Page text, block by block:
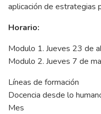
aplicación de estrategias
Horario:
Modulo 1. Jueves 23 de
Modulo 2. Jueves 7 de
Líneas de formación
Docencia desde lo
Mes